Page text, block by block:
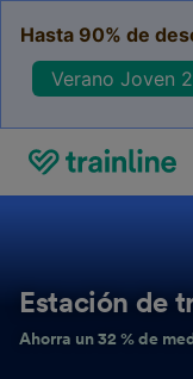
Hasta 90% de
Verano Joven
Estación de
Ahorra un 32 % de